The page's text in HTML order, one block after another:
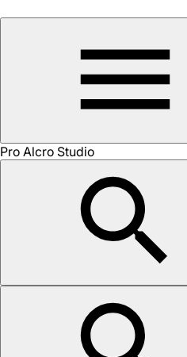
Pro Alcro Studio